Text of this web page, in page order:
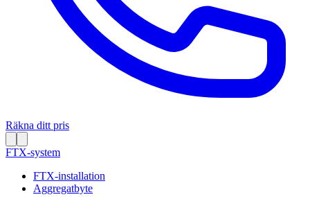
Räkna ditt pris
FTX-system
FTX-installation
Aggregatbyte